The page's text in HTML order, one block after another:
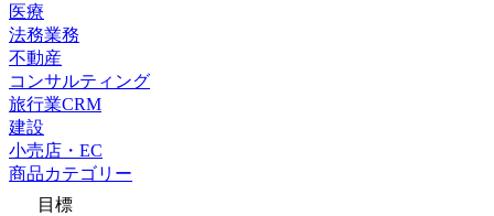
医療
法務業務
不動産
コンサルティング
旅行業CRM
建設
小売店・EC
商品カテゴリー
目標